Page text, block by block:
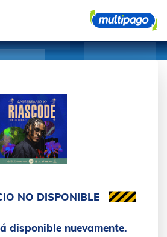
NO DISPONIBLE
disponible nuevamente.